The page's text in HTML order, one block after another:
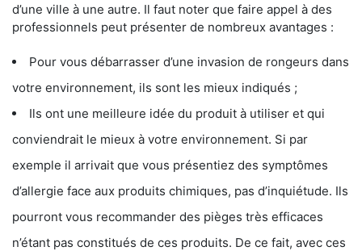
d’une ville à une autre. Il faut noter que faire appel à des
professionnels peut présenter de nombreux avantages :
Pour vous débarrasser d’une invasion de rongeurs dans
votre environnement, ils sont les mieux indiqués ;
Ils ont une meilleure idée du produit à utiliser et qui
conviendrait le mieux à votre environnement. Si par
exemple il arrivait que vous présentiez des symptômes
d’allergie face aux produits chimiques, pas d’inquiétude. Ils
pourront vous recommander des pièges très efficaces
n’étant pas constitués de ces produits. De ce fait, avec ces